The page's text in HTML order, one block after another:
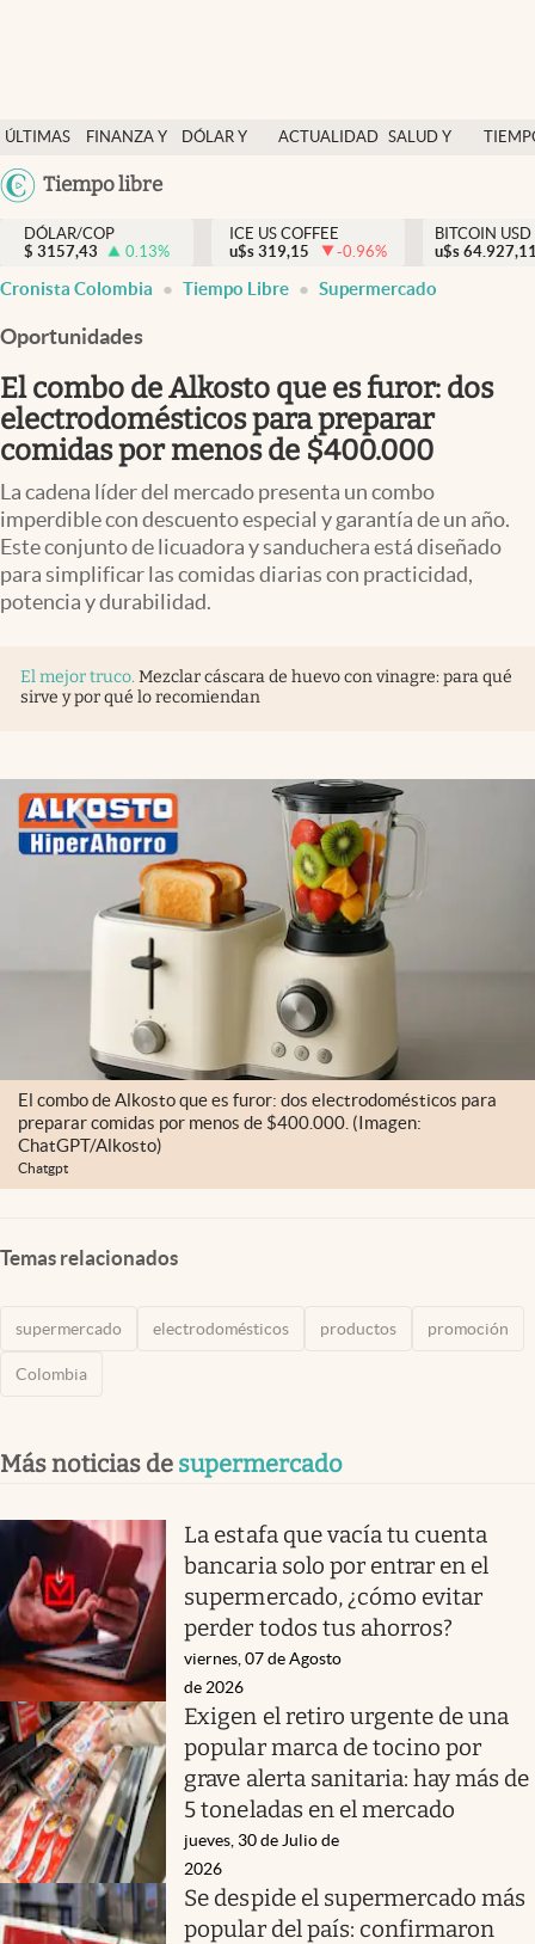
ÚLTIMAS
NOTICIAS
FINANZA Y
DÓLAR Y
ACTUALIDAD SALUD Y
México
Tiempo libre
Salud y nutrición
Vida espiritual
Actualidad
Colombia
DÓLAR/COP
$ 3157,43 0.13%
ICE US COFFEE
u$s 319,15 -0.96%
BITCOIN USD
u$s
Cronista Colombia Tiempo Libre Supermercado
Oportunidades
El combo de Alkosto que es furor: dos
electrodomésticos para preparar
comidas por menos de $400.000
La cadena líder del mercado presenta un combo
imperdible con descuento especial y garantía de un año.
Este conjunto de licuadora y sanduchera está diseñado
para simplificar las comidas diarias con practicidad,
potencia y durabilidad.
El mejor truco. Mezclar cáscara de huevo con vinagre: para qué
sirve y por qué lo recomiendan
El combo de Alkosto que es furor: dos electrodomésticos para
preparar comidas por menos de $400.000. (Imagen:
ChatGPT/Alkosto)
Chatgpt
Temas relacionados
supermercado electrodomésticos productos promoción
Colombia
Más noticias de supermercado
La estafa que vacía tu cuenta
bancaria solo por entrar en el
supermercado, ¿cómo evitar
perder todos tus ahorros?
viernes, 07 de Agosto
de 2026
Exigen el retiro urgente de una
popular marca de tocino por
grave alerta sanitaria: hay más de
5 toneladas en el mercado
jueves, 30 de Julio de
2026
Se despide el supermercado más
popular del país: confirmaron